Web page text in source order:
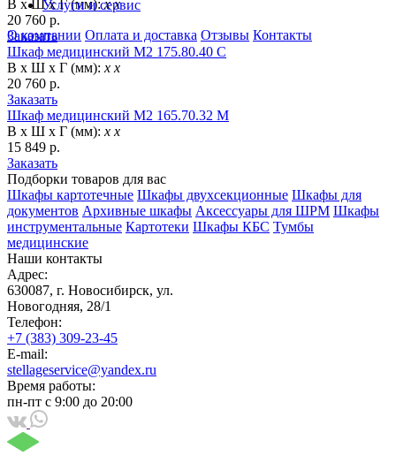
Услуги и сервис
О компании Оплата и доставка Отзывы Контакты
В х Ш х Г (мм):х х
20 760 р.
Заказать
Шкаф медицинский М2 175.80.40 C
В х Ш х Г (мм): х х
20 760 р.
Заказать
Шкаф медицинский М2 165.70.32 М
В х Ш х Г (мм): х х
15 849 р.
Заказать
Подборки товаров для вас
Шкафы картотечные Шкафы двухсекционные Шкафы для
документов Архивные шкафы Аксессуары для ШРМ Шкафы
инструментальные Картотеки Шкафы КБС Тумбы
медицинские
Наши контакты
Адрес:
630087, г. Новосибирск, ул.
Новогодняя, 28/1
Телефон:
+7 (383) 309-23-45
E-mail:
stellageservice@yandex.ru
Время работы:
пн-пт с 9:00 до 20:00